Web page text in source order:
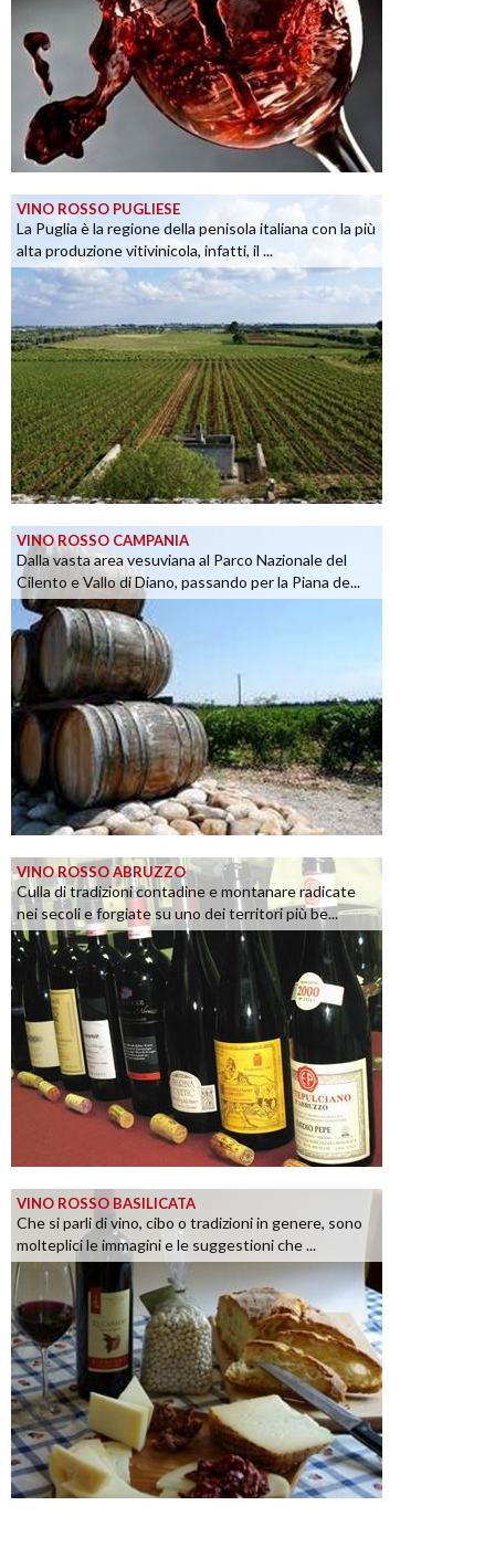
VINO ROSSO PUGLIESE
La Puglia è la regione della penisola italiana con la più
alta produzione vitivinicola, infatti, il ...
VINO ROSSO CAMPANIA
Dalla vasta area vesuviana al Parco Nazionale del
Cilento e Vallo di Diano, passando per la Piana de...
VINO ROSSO ABRUZZO
Culla di tradizioni contadine e montanare radicate
nei secoli e forgiate su uno dei territori più be...
VINO ROSSO BASILICATA
Che si parli di vino, cibo o tradizioni in genere, sono
molteplici le immagini e le suggestioni che ...